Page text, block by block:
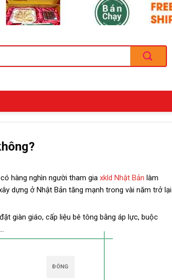
hàng nghìn người tham gia xkld Nhật Bản làm
dựng ở Nhật Bản tăng mạnh trong vài năm trở lại
giàn giáo, cấp liệu bê tông bằng áp lực, buộc
ĐÓNG